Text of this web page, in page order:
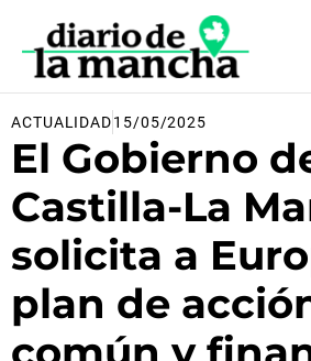
contenido
ACTUALIDAD15/05/2025
El Gobierno
Castilla-La
solicita a
plan de